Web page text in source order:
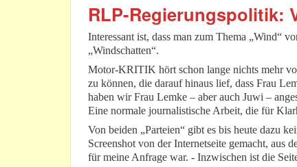
RLP-Regierungspolitik:
Interessant ist, dass man zum Thema „Wind“
„Windschatten“.
Motor-KRITIK hört schon lange nichts mehr
zu können, die darauf hinaus lief, dass Frau
haben wir Frau Lemke – aber auch Juwi –
Eine normale journalistische Arbeit, die für
Von beiden „Parteien“ gibt es bis heute dazu
Screenshot von der Internetseite gemacht, aus
für meine Anfrage war. - Inzwischen ist die